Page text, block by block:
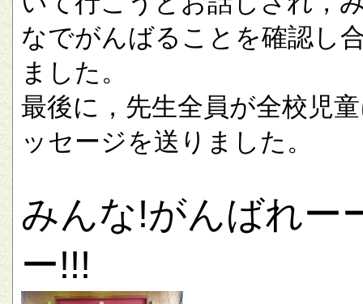
なでがんばることを確認し
ました。
最後に，先生全員が全校児
ッセージを送りました。
みんな!がんばれー
ー!!!